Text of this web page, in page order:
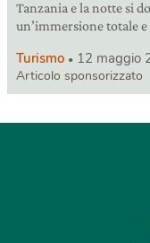
Tanzania e la notte si
un’immersione totale
Turismo 12 maggio
Articolo sponsorizzato